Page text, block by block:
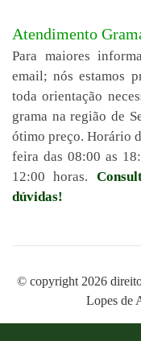
Atendimento
Para maiores
email; nós estamos
toda orientação
grama na região de
ótimo preço. Horário
feira das 08:00 as
12:00 horas.
dúvidas!
© copyright 2026
Lopes de